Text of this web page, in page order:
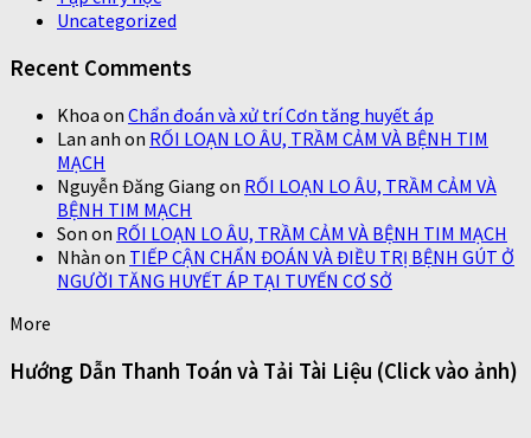
Uncategorized
Recent Comments
Khoa on Chẩn đoán và xử trí Cơn tăng huyết áp
Lan anh on RỐI LOẠN LO ÂU, TRẦM CẢM VÀ BỆNH TIM
MẠCH
Nguyễn Đăng Giang on RỐI LOẠN LO ÂU, TRẦM CẢM VÀ
BỆNH TIM MẠCH
Son on RỐI LOẠN LO ÂU, TRẦM CẢM VÀ BỆNH TIM MẠCH
Nhàn on TIẾP CẬN CHẨN ĐOÁN VÀ ĐIỀU TRỊ BỆNH GÚT Ở
NGƯỜI TĂNG HUYẾT ÁP TẠI TUYẾN CƠ SỞ
More
Hướng Dẫn Thanh Toán và Tải Tài Liệu (Click vào ảnh)